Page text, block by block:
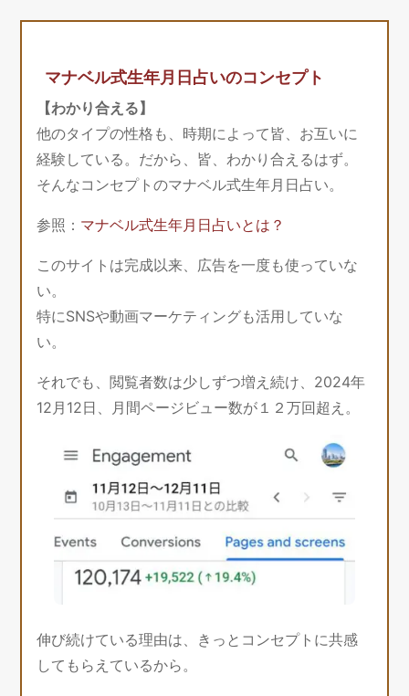
マナベル式生年月日占いのコンセプト
【わかり合える】
他のタイプの性格も、時期によって皆、お互いに
経験している。だから、皆、わかり合えるはず。
そんなコンセプトのマナベル式生年月日占い。
参照： マナベル式生年月日占いとは？
このサイトは完成以来、広告を一度も使っていな
い。
特にSNSや動画マーケティングも活用していな
い。
それでも、閲覧者数は少しずつ増え続け、2024年
12月12日、月間ページビュー数が１２万回超え。
伸び続けている理由は、きっとコンセプトに共感
してもらえているから。